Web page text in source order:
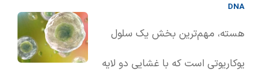
DNA
هسته، مهم‌ترین بخش یک سلول
یوکاریوتی است که با غشایی دو لایه